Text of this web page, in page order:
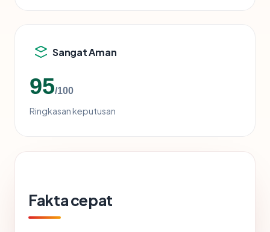
Sangat Aman
95/100
Ringkasan keputusan
Fakta cepat